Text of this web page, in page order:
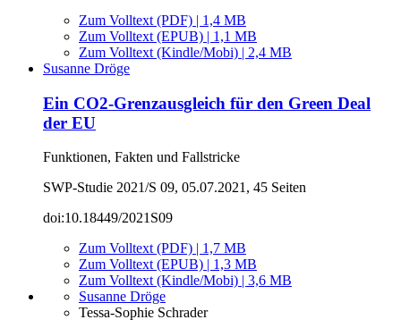
Zum Volltext (PDF) | 1,4 MB
Zum Volltext (EPUB) | 1,1 MB
Zum Volltext (Kindle/Mobi) | 2,4 MB
Susanne Dröge
Ein CO2-Grenzausgleich für den Green Deal
der EU
Funktionen, Fakten und Fallstricke
SWP-Studie 2021/S 09, 05.07.2021, 45 Seiten
doi:10.18449/2021S09
Zum Volltext (PDF) | 1,7 MB
Zum Volltext (EPUB) | 1,3 MB
Zum Volltext (Kindle/Mobi) | 3,6 MB
Susanne Dröge
Tessa-Sophie Schrader